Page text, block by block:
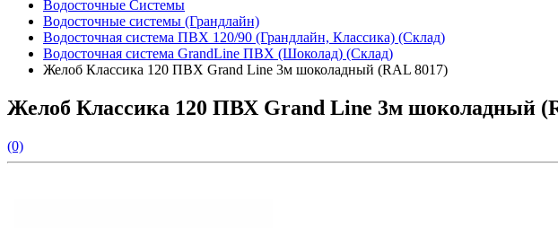
Водосточные Системы
Водосточные системы (Грандлайн)
Водосточная система ПВХ 120/90 (Грандлайн, Классика) (Склад)
Водосточная система GrandLine ПВХ (Шоколад) (Склад)
Желоб Классика 120 ПВХ Grand Line 3м шоколадный (RAL 8017)
Желоб Классика 120 ПВХ Grand Line 3м шоколадный
(0)